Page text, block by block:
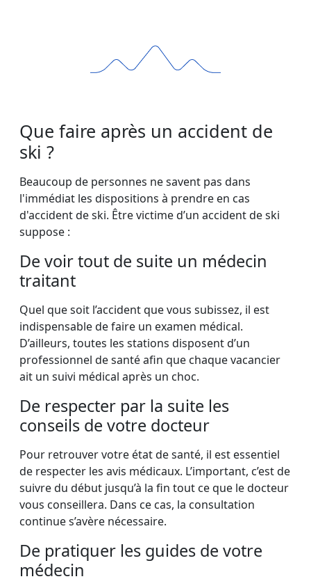
Que faire après un accident de
ski ?
Beaucoup de personnes ne savent pas dans
l'immédiat les dispositions à prendre en cas
d'accident de ski. Être victime d’un accident de ski
suppose :
De voir tout de suite un médecin
traitant
Quel que soit l’accident que vous subissez, il est
indispensable de faire un examen médical.
D’ailleurs, toutes les stations disposent d’un
professionnel de santé afin que chaque vacancier
ait un suivi médical après un choc.
De respecter par la suite les
conseils de votre docteur
Pour retrouver votre état de santé, il est essentiel
de respecter les avis médicaux. L’important, c’est de
suivre du début jusqu’à la fin tout ce que le docteur
vous conseillera. Dans ce cas, la consultation
continue s’avère nécessaire.
De pratiquer les guides de votre
médecin